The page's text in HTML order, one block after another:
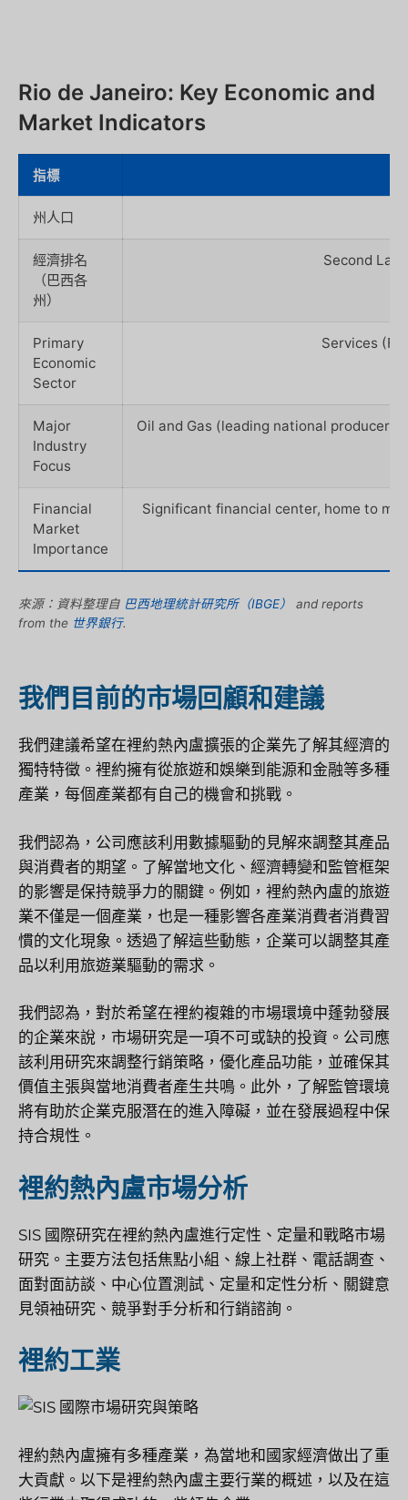
Rio de Janeiro: Key Economic and
Market Indicators
指標
州人口
經濟排名
（巴西各
州）
Second
Primary
Economic
Sector
Services
Major
Industry
Focus
Oil and Gas (leading national
Financial
Market
Importance
Significant financial center, home to
來源：資料整理自 巴西地理統計研究所（IBGE）
and reports
from the 世界銀行.
我們目前的市場回顧和建議
我們建議希望在裡約熱內盧擴張的企業先了解其經濟的
獨特特徵。裡約擁有從旅遊和娛樂到能源和金融等多種
產業，每個產業都有自己的機會和挑戰。
我們認為，公司應該利用數據驅動的見解來調整其產品
與消費者的期望。了解當地文化、經濟轉變和監管框架
的影響是保持競爭力的關鍵。例如，裡約熱內盧的旅遊
業不僅是一個產業，也是一種影響各產業消費者消費習
慣的文化現象。透過了解這些動態，企業可以調整其產
品以利用旅遊業驅動的需求。
我們認為，對於希望在裡約複雜的市場環境中蓬勃發展
的企業來說，市場研究是一項不可或缺的投資。公司應
該利用研究來調整行銷策略，優化產品功能，並確保其
價值主張與當地消費者產生共鳴。此外，了解監管環境
將有助於企業克服潛在的進入障礙，並在發展過程中保
持合規性。
裡約熱內盧市場分析
SIS 國際研究在裡約熱內盧進行定性、定量和戰略市場
研究。主要方法包括焦點小組、線上社群、電話調查、
面對面訪談、中心位置測試、定量和定性分析、關鍵意
見領袖研究、競爭對手分析和行銷諮詢。
裡約工業
裡約熱內盧擁有多種產業，為當地和國家經濟做出了重
大貢獻。以下是裡約熱內盧主要行業的概述，以及在這